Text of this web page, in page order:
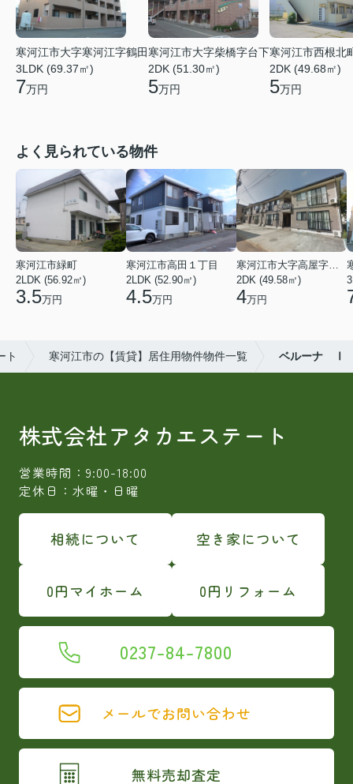
寒河江市大字寒河江字鶴田
3LDK (69.37㎡)
7万円
寒河江市大字柴橋字台下
2DK (51.30㎡)
5万円
寒河江市西根北
2DK (49.68㎡)
5万円
よく見られている物件
寒河江市緑町
2LDK (56.92㎡)
3.5万円
寒河江市高田１丁目
2LDK (52.90㎡)
4.5万円
2DK (49.58㎡)
4万円
ト 寒河江市の【賃貸】居住用物件物件一覧 ベルーナ Ⅰ
株式会社アタカエステート
営業時間：9:00-18:00
定休日：水曜・日曜
相続について 空き家について
0円マイホーム 0円リフォーム
0237-84-7800
メールでお問い合わせ
無料売却査定